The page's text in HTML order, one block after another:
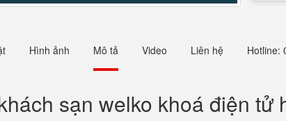
Hình ảnh Mô tả Video Liên hệ Hotline:
sạn welko khoá điện tử